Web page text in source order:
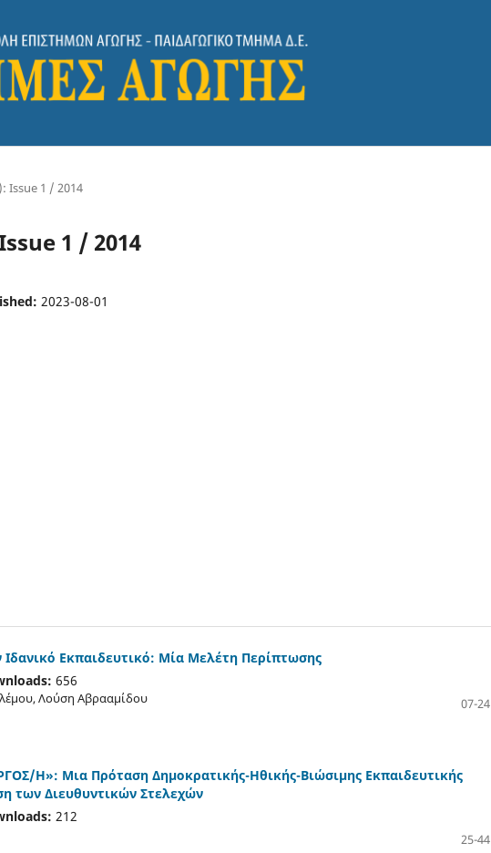
Issue 1 / 2014
1 / 2014
2023-08-01
Εκπαιδευτικό: Μία Μελέτη Περίπτωσης
656
Λούση Αβρααμίδου
07-24
Η»: Μια Πρόταση Δημοκρατικής-Ηθικής-Βιώσιμης Εκπαιδευτικής
των Διευθυντικών Στελεχών
212
25-44